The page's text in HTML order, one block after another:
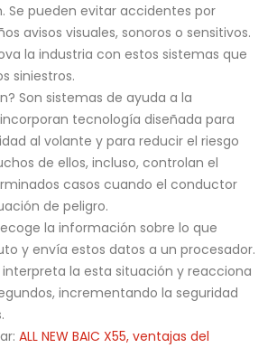
Se pueden evitar accidentes por
avisos visuales, sonoros o sensitivos.
la industria con estos sistemas que
siniestros.
Son sistemas de ayuda a la
tecnología diseñada para
al volante y para reducir el riesgo
de ellos, incluso, controlan el
casos cuando el conductor
de peligro.
la información sobre lo que
y envía estos datos a un procesador.
interpreta la esta situación y reacciona
incrementando la seguridad
ALL NEW BAIC X55, ventajas del